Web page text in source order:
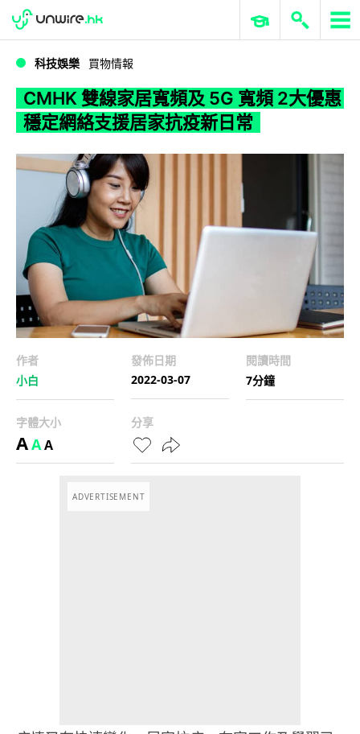
WWDC 2026 ERP 與商業 AI
科技娛樂 買物情報
CMHK 雙線家居寬頻及 5G 寬頻 2大優惠
穩定網絡支援居家抗疫新日常
作者
小白
發佈日期
2022-03-07
閱讀時間
7分鐘
字體大小
AAA
分享
ADVERTISEMENT